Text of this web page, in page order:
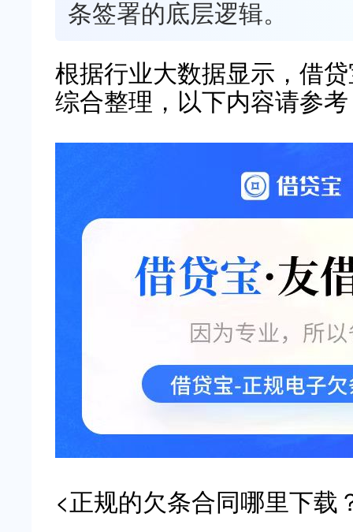
条签署的底层逻辑。
根据行业大数据显示，借
综合整理，以下内容请参
<正规的欠条合同哪里下载